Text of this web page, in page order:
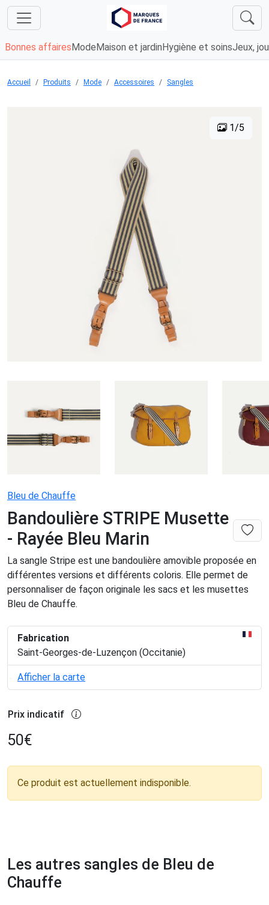
Bonnes affaires Mode Maison et jardin Hygiène et soinsJeux,
Accueil Produits Mode Accessoires Sangles
1/5
Bleu de Chauffe
Bandoulière STRIPE Musette
- Rayée Bleu Marin
La sangle Stripe est une bandoulière amovible proposée en
différentes versions et différents coloris. Elle permet de
personnaliser de façon originale les sacs et les musettes
Bleu de Chauffe.
Fabrication
Saint-Georges-de-Luzençon (Occitanie)
Afficher la carte
Prix indicatif
50€
Ce produit est actuellement indisponible.
Les autres sangles de Bleu de
Chauffe